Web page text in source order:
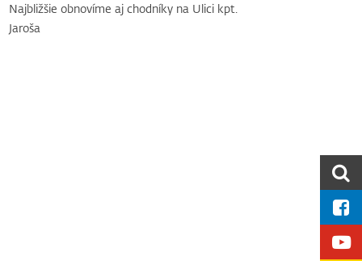
Najbližšie obnovíme aj chodníky na Ulici kpt.
Jaroša